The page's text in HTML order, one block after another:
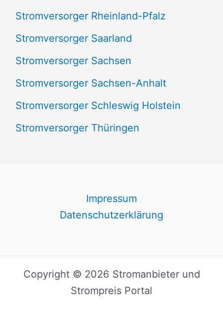
Stromversorger Rheinland-Pfalz
Stromversorger Saarland
Stromversorger Sachsen
Stromversorger Sachsen-Anhalt
Stromversorger Schleswig Holstein
Stromversorger Thüringen
Impressum
Datenschutzerklärung
Copyright © 2026 Stromanbieter und
Strompreis Portal